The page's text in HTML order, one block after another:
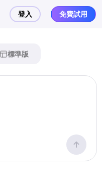
登入 免費試用
標準版